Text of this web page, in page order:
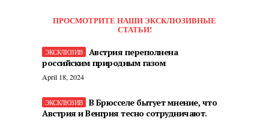
ПРОСМОТРИТЕ НАШИ ЭКСКЛЮЗИВНЫЕ
СТАТЬИ!
Австрия переполнена
российским природным газом
April 18, 2024
В Брюсселе бытует мнение, что
Австрия и Венгрия тесно сотрудничают.